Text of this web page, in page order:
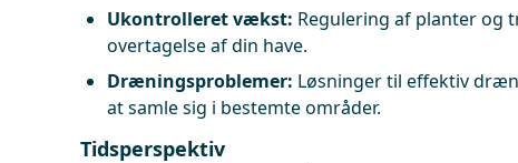
Ukontrolleret vækst: Regulering af planter og
overtagelse af din have.
Dræningsproblemer: Løsninger til effektiv
at samle sig i bestemte områder.
Tidsperspektiv